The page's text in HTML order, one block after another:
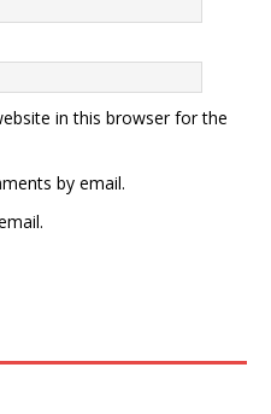
in this browser for the
by email.